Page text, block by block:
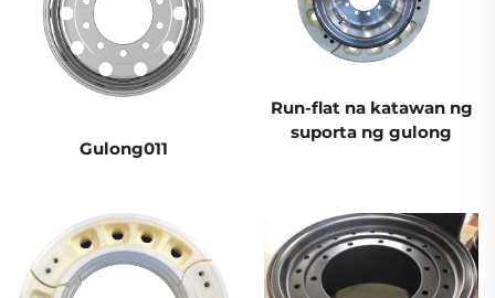
Gulong011
Run-flat na katawan ng
suporta ng gulong